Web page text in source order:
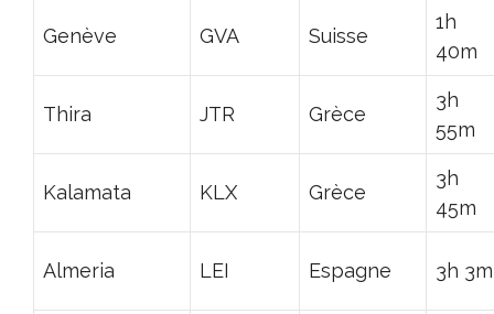
Genève GVA Suisse
1h
40m
Thira JTR Grèce
3h
55m
Kalamata KLX Grèce
3h
45m
Almeria LEI Espagne 3h 3m